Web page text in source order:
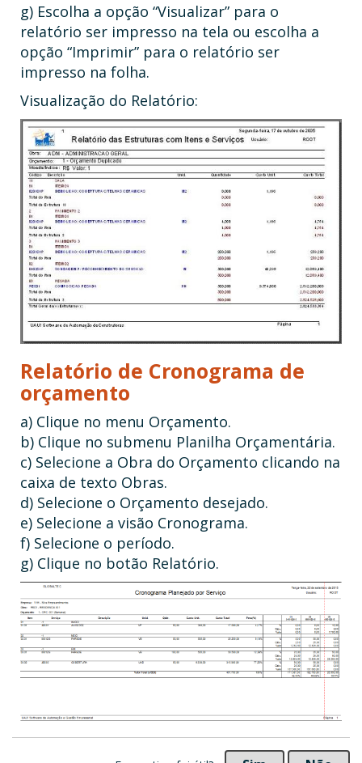
g) Escolha a opção “Visualizar” para o
relatório ser impresso na tela ou escolha a
opção “Imprimir” para o relatório ser
impresso na folha.
Visualização do Relatório:
Relatório de Cronograma de
orçamento
a) Clique no menu Orçamento.
b) Clique no submenu Planilha Orçamentária.
c) Selecione a Obra do Orçamento clicando na
caixa de texto Obras.
d) Selecione o Orçamento desejado.
e) Selecione a visão Cronograma.
f) Selecione o período.
g) Clique no botão Relatório.